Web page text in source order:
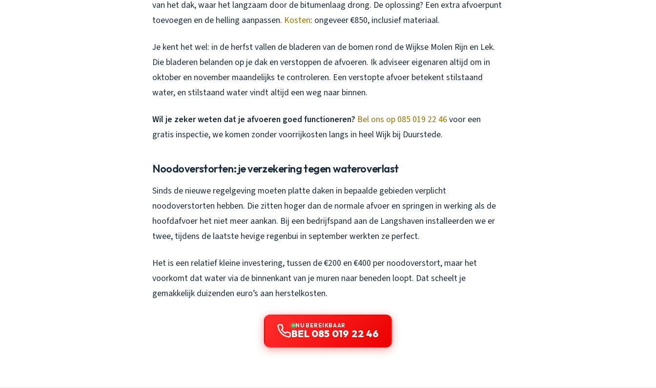
van het dak, waar het langzaam door de bitumenlaag drong. De oplossing? Een extra afvoerpunt
toevoegen en de helling aanpassen. Kosten: ongeveer €850, inclusief materiaal.
Je kent het wel: in de herfst vallen de bladeren van de bomen rond de Wijkse Molen Rijn en Lek.
Die bladeren belanden op je dak en verstoppen de afvoeren. Ik adviseer eigenaren altijd om in
oktober en november maandelijks te controleren. Een verstopte afvoer betekent stilstaand
water, en stilstaand water vindt altijd een weg naar binnen.
Wil je zeker weten dat je afvoeren goed functioneren? Bel ons op 085 019 22 46voor een
gratis inspectie, we komen zonder voorrijkosten langs in heel Wijk bij Duurstede.
Noodoverstorten: je verzekering tegen wateroverlast
Sinds de nieuwe regelgeving moeten platte daken in bepaalde gebieden verplicht
noodoverstorten hebben. Die zitten hoger dan de normale afvoer en springen in werking als de
hoofdafvoer het niet meer aankan. Bij een bedrijfspand aan de Langshaven installeerden we er
twee, tijdens de laatste hevige regenbui in september werkten ze perfect.
Het is een relatief kleine investering, tussen de €200 en €400 per noodoverstort, maar het
voorkomt dat water via de binnenkant van je muren naar beneden loopt. Dat scheelt je
gemakkelijk duizenden euro’s aan herstelkosten.
NU BEREIKBAAR
BEL 085 019 22 46